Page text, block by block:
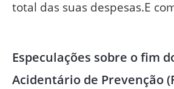
total das suas despesas.E
Especulações sobre o fim
Acidentário de Prevenção